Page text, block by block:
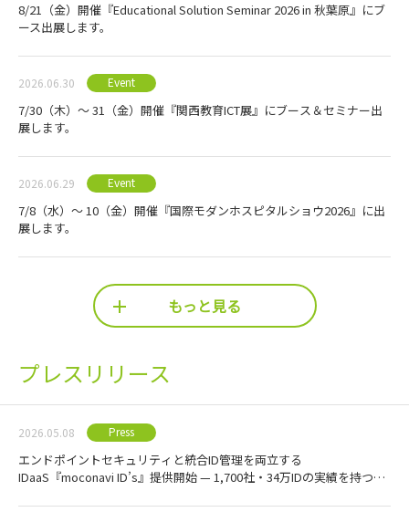
8/21（金）開催『Educational Solution Seminar 2026 in 秋葉原』にブ
ース出展します。
2026.06.30 Event
7/30（木）～ 31（金）開催『関西教育ICT展』にブース＆セミナー出
展します。
2026.06.29 Event
7/8（水）～ 10（金）開催『国際モダンホスピタルショウ2026』に出
展します。
もっと見る
プレスリリース
2026.05.08 Press
エンドポイントセキュリティと統合ID管理を両立する
IDaaS『moconavi ID’s』提供開始 — 1,700社・34万IDの実績を持つ